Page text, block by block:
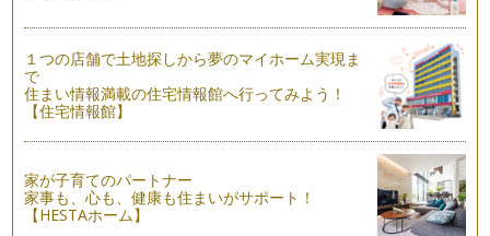
１つの店舗で土地探しから夢のマイホーム実現ま
で
住まい情報満載の住宅情報館へ行ってみよう！
【住宅情報館】
家が子育てのパートナー
家事も、心も、健康も住まいがサポート！
【HESTAホーム】